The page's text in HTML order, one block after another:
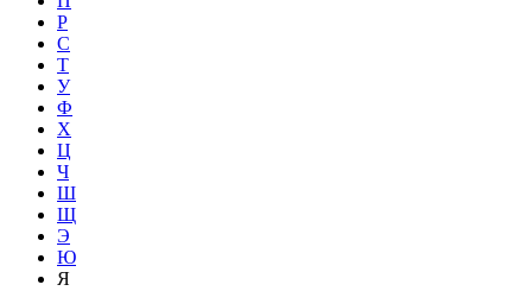
Р
С
Т
У
Ф
Х
Ц
Ч
Ш
Щ
Э
Ю
Я